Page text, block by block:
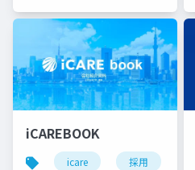
iCAREBOOK
icare 採用